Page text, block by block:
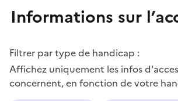
Informations sur
Filtrer par type de handicap :
Affichez uniquement les infos
concernent, en fonction de votre